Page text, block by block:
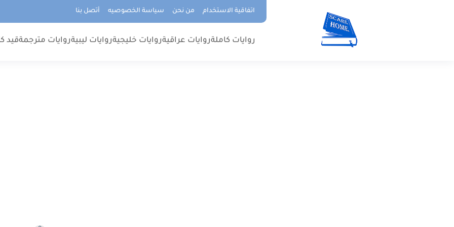
اتفاقية الاستخدام من نحن سياسة الخصوصيه أتصل بنا
روايات كاملةروايات عراقيةروايات خليجيةروايات ليبيةروايات مترجمةقيد